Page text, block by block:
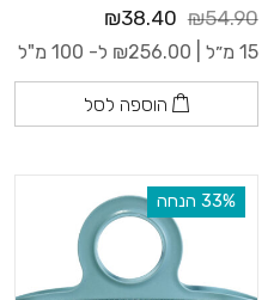
₪54.90
₪38.40
15 מ״ל | ₪256.00 ל- 100 מ"ל
הוספה לסל
‫33% הנחה